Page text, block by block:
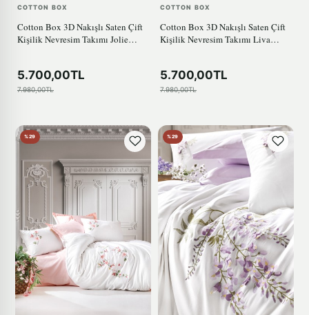
COTTON BOX
Cotton Box 3D Nakışlı Saten Çift
Kişilik Nevresim Takımı Jolie
5.700,00TL
7.980,00TL
COTTON BOX
Cotton Box 3D Nakışlı Saten Çift
Kişilik Nevresim Takımı Liva
5.700,00TL
7.980,00TL
%29 %29